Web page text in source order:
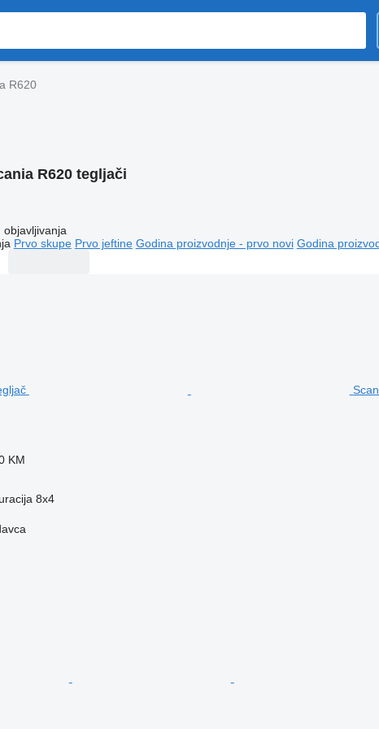
R620
R620 tegljači
objavljivanja
Prvo skupe Prvo jeftine Godina proizvodnje - prvo novi Godina
KM
8x4